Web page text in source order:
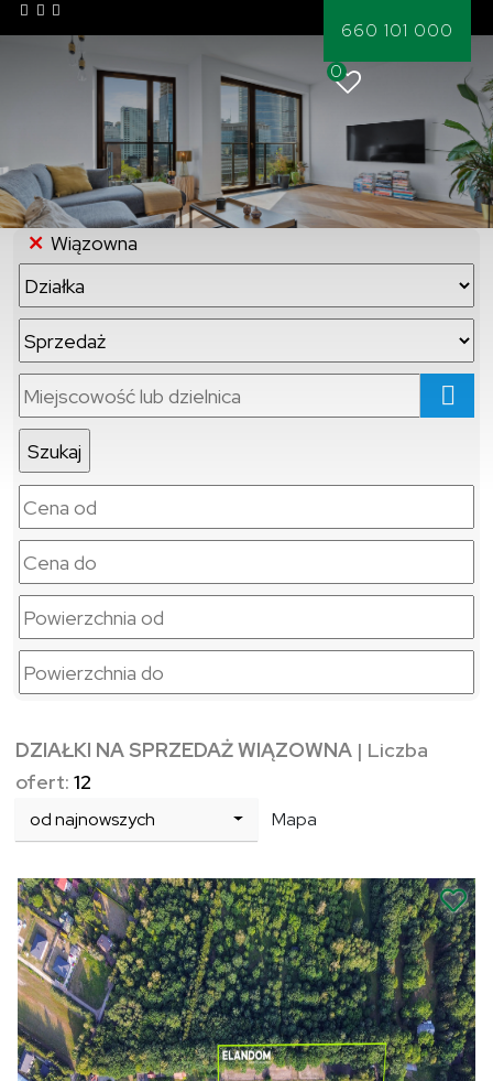
660 101 000
0
Wiązowna
DZIAŁKI NA SPRZEDAŻ WIĄZOWNA | Liczba
ofert:12
od najnowszych Mapa